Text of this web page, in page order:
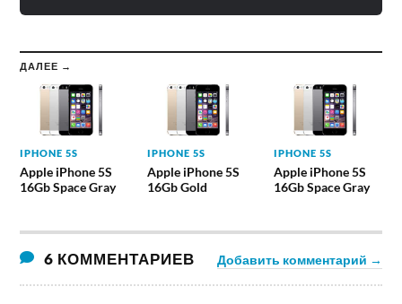
ДАЛЕЕ →
IPHONE 5S
Apple iPhone 5S
16Gb Space Gray
IPHONE 5S
Apple iPhone 5S
16Gb Gold
IPHONE 5S
Apple iPhone 5S
16Gb Space Gray
6 КОММЕНТАРИЕВ Добавить комментарий →